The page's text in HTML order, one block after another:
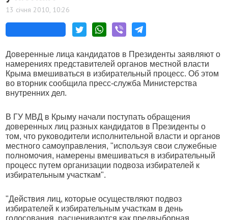
13 січня 2010, 10:26
Доверенные лица кандидатов в Президенты заявляют о
намерениях представителей органов местной власти
Крыма вмешиваться в избирательный процесс. Об этом
во вторник сообщила пресс-служба Министерства
внутренних дел.
В ГУ МВД в Крыму начали поступать обращения
доверенных лиц разных кандидатов в Президенты о
том, что руководители исполнительной власти и органов
местного самоуправления, "используя свои служебные
полномочия, намерены вмешиваться в избирательный
процесс путем организации подвоза избирателей к
избирательным участкам".
"Действия лиц, которые осуществляют подвоз
избирателей к избирательным участкам в день
голосования, расцениваются как предвыборная